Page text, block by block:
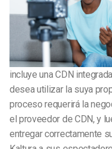
incluye una CDN
desea utilizar la suya
proceso requerirá la
el proveedor de CDN, y
entregar correctamente